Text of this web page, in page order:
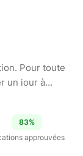
Pour toute
un jour à
83%
approuvées